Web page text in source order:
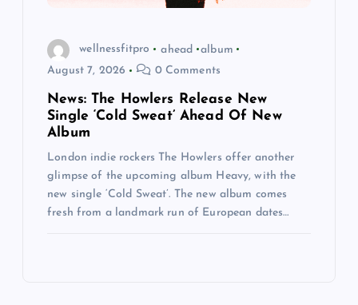
wellnessfitpro ahead
album
August 7, 2026
0 Comments
News: The Howlers Release New
Single ‘Cold Sweat’ Ahead Of New
Album
London indie rockers The Howlers offer another
glimpse of the upcoming album Heavy, with the
new single ‘Cold Sweat’. The new album comes
fresh from a landmark run of European dates…